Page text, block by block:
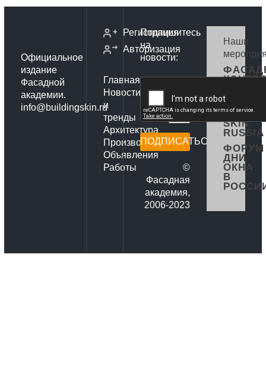
Официальное
издание
Фасадной
академии.
info@buildingskin.ru
Регистрация
Авторизация
Главная
Новости
и
тренды
Архитектура
Производители
Объявления
Работы
Подпишитесь
на
новости:
ПОДПИСАТЬСЯ
©
Фасадная
академия,
2006-2023
Наши
ФОРУМ
SKIN
RUSSIA
ФОРУМ
ДНИ
ОКНА
В